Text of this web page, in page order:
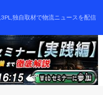
独自取材で物流ニュースを配信